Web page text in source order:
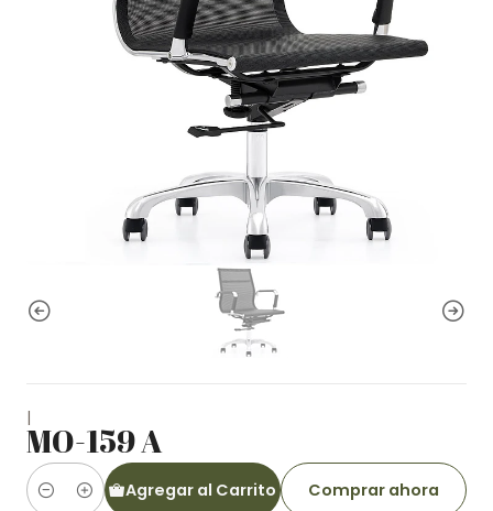
|
MO-159 A
Cantidad
Agregar al Carrito Comprar ahora